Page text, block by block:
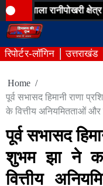
Skip
to
content
रानीपोखरी क्षेत्र का
रिपोर्टर-लॉगिन उत्तराखंड
Home
पूर्व सभासद हिमानी राणा
के वित्तीय अनियमितताओं और
पूर्व सभासद
शुभम झा ने
वित्तीय